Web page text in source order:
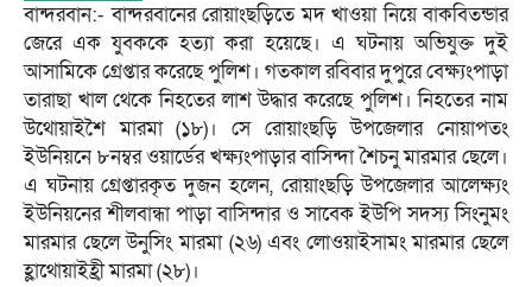
বান্দরবান:- বান্দরবানের রোয়াংছড়িতে মদ খাওয়া নিয়ে বাকবিতন্ডার
জেরে এক যুবককে হত্যা করা হয়েছে। এ ঘটনায় অভিযুক্ত দুই
আসামিকে গ্রেপ্তার করেছে পুলিশ। গতকাল রবিবার দুপুরে বেক্ষ্যংপাড়া
তারাছা খাল থেকে নিহতের লাশ উদ্ধার করেছে পুলিশ। নিহতের নাম
উথোয়াইশৈ মারমা (১৮)। সে রোয়াংছড়ি উপজেলার নোয়াপতং
ইউনিয়নে ৮নম্বর ওয়ার্ডের খক্ষ্যংপাড়ার বাসিন্দা শৈচনু মারমার ছেলে।
এ ঘটনায় গ্রেপ্তারকৃত দুজন হলেন, রোয়াংছড়ি উপজেলার আলেক্ষ্যং
ইউনিয়নের শীলবান্ধা পাড়া বাসিন্দার ও সাবেক ইউপি সদস্য সিংনুমং
মারমার ছেলে উনুসিং মারমা (২৬) এবং লোওয়াইসামং মারমার ছেলে
হ্লাথোয়াইহ্রী মারমা (২৮)।